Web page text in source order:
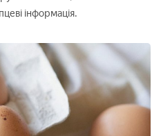
інформація.